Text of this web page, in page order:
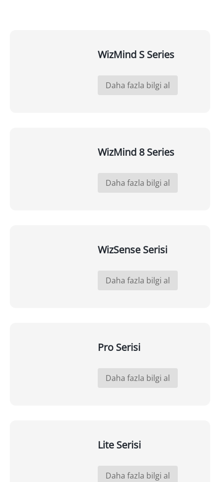
WizMind S Series
Daha fazla bilgi al
WizMind 8 Series
Daha fazla bilgi al
WizSense Serisi
Daha fazla bilgi al
Pro Serisi
Daha fazla bilgi al
Lite Serisi
Daha fazla bilgi al